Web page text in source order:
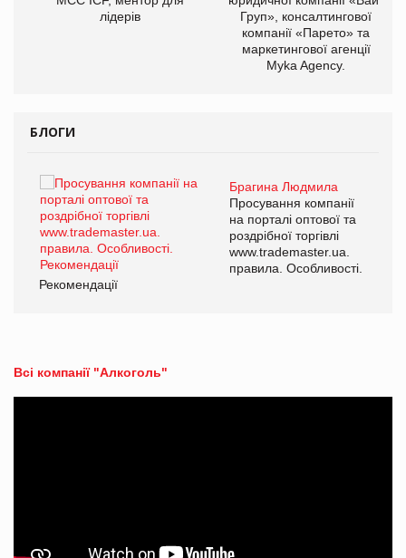
лідерів
Груп», консалтингової
компанії «Парето» та
маркетингової агенції
Myka Agency.
БЛОГИ
Брагина Людмила
Просування компанії
на порталі оптової та
роздрібної торгівлі
www.trademaster.ua.
правила. Особливості.
Рекомендації
Всі компанії "Алкоголь"